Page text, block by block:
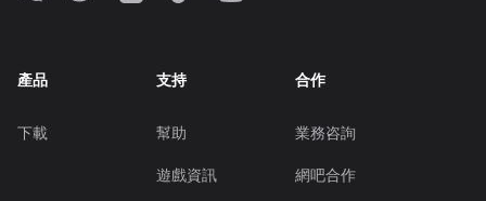
產品
下載
支持
幫助
遊戲資訊
合作
業務咨詢
網吧合作